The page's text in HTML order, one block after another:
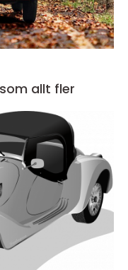
allt fler